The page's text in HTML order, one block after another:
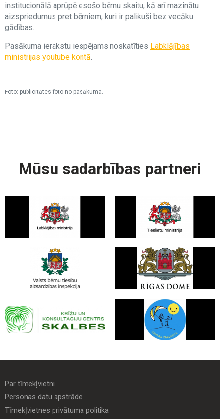
institucionālā aprūpē esošo bērnu skaitu, kā arī mazinātu
aizspriedumus pret bērniem, kuri ir palikuši bez vecāku
gādības.
Pasākuma ierakstu iespējams noskatīties Labklājības
ministrijas youtube kontā.
Foto: publicitātes foto no pasākuma.
Mūsu sadarbības partneri
Par tīmekļvietni
Personas datu apstrāde
Tīmekļvietnes privātuma politika